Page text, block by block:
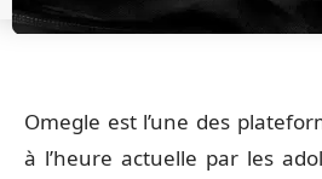
Omegle est l’une des
à l’heure actuelle par les